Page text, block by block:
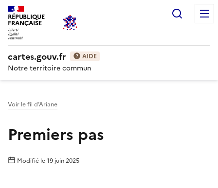
RÉPUBLIQUE
FRANÇAISE
cartes.gouv.fr AIDE
Notre territoire commun
Voir le fil d’Ariane
Premiers pas
Modifié le19 juin 2025